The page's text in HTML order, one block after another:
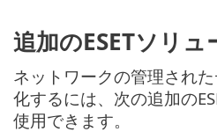
追加のESETソリュ
ネットワークの管理され
化するには、次の追加の
使用できます。